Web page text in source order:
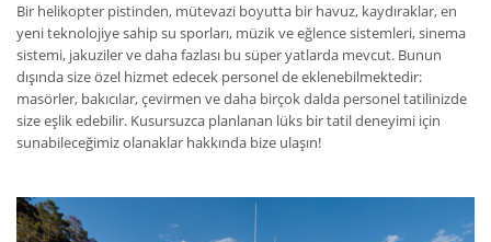
Bir helikopter pistinden, mütevazi boyutta bir havuz, kaydıraklar, en
yeni teknolojiye sahip su sporları, müzik ve eğlence sistemleri, sinema
sistemi, jakuziler ve daha fazlası bu süper yatlarda mevcut. Bunun
dışında size özel hizmet edecek personel de eklenebilmektedir:
masörler, bakıcılar, çevirmen ve daha birçok dalda personel tatilinizde
size eşlik edebilir. Kusursuzca planlanan lüks bir tatil deneyimi için
sunabileceğimiz olanaklar hakkında bize ulaşın!